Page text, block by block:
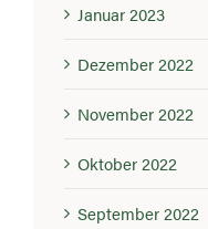
Januar 2023
Dezember 2022
November 2022
Oktober 2022
September 2022